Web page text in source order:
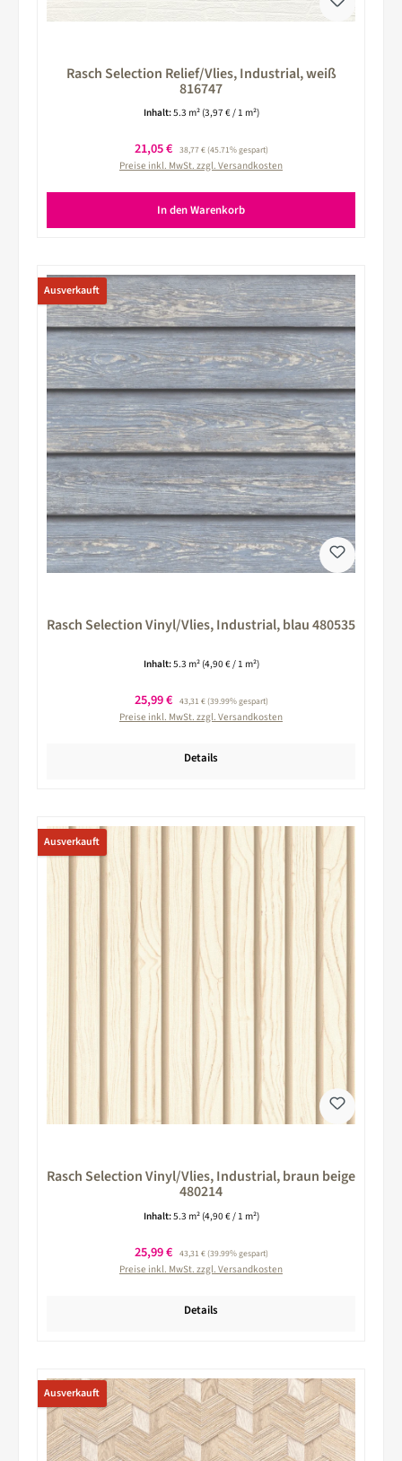
Rasch Selection Relief/Vlies, Industrial, weiß
816747
Inhalt:5.3 m² (3,97 € / 1 m²)
Verkaufspreis:
21,05 € Regulärer Preis:
38,77 €(45.71% gespart)
Preise inkl. MwSt. zzgl. Versandkosten
In den Warenkorb
Ausverkauft
Rasch Selection Vinyl/Vlies, Industrial, blau 480535
Inhalt:5.3 m² (4,90 € / 1 m²)
Verkaufspreis:
25,99 € Regulärer Preis:
43,31 €(39.99% gespart)
Preise inkl. MwSt. zzgl. Versandkosten
Details
Ausverkauft
Rasch Selection Vinyl/Vlies, Industrial, braun beige
480214
Inhalt:5.3 m² (4,90 € / 1 m²)
Verkaufspreis:
25,99 € Regulärer Preis:
43,31 €(39.99% gespart)
Preise inkl. MwSt. zzgl. Versandkosten
Details
Ausverkauft